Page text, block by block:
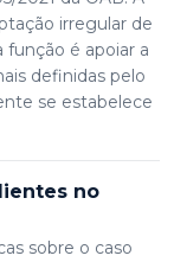
irregular de
função é apoiar a
definidas pelo
se estabelece
no
sobre o caso